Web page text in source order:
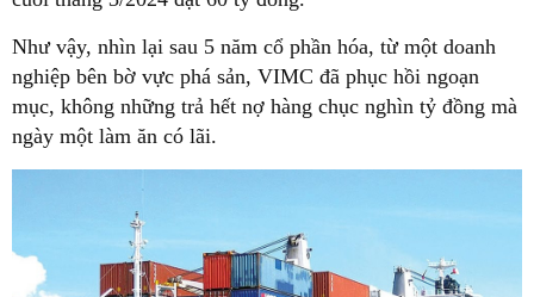
Như vậy, nhìn lại sau 5 năm cổ phần hóa, từ một doanh
nghiệp bên bờ vực phá sản, VIMC đã phục hồi ngoạn
mục, không những trả hết nợ hàng chục nghìn tỷ đồng mà
ngày một làm ăn có lãi.